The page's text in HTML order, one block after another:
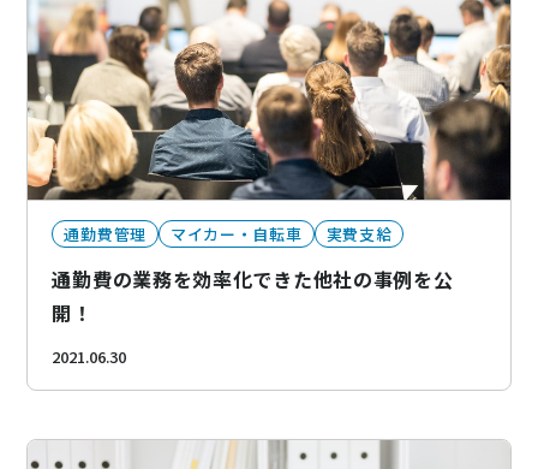
通勤費管理 マイカー・自転車 実費支給
通勤費の業務を効率化できた他社の事例を公
開！
2021.06.30